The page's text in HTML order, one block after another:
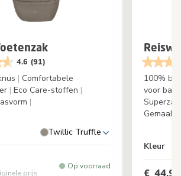
4.6 (91)
| Comfortabele
| Eco Care-stoffen |
|
Twillic Truffle
prijs
Op voorraad
100%
voor
Kleur
€ 44,99